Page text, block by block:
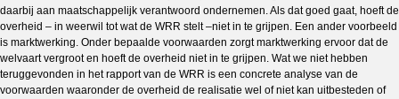
daarbij aan maatschappelijk verantwoord ondernemen. Als dat goed gaat, hoeft de
overheid – in weerwil tot wat de WRR stelt –niet in te grijpen. Een ander voorbeeld
is marktwerking. Onder bepaalde voorwaarden zorgt marktwerking ervoor dat de
welvaart vergroot en hoeft de overheid niet in te grijpen. Wat we niet hebben
teruggevonden in het rapport van de WRR is een concrete analyse van de
voorwaarden waaronder de overheid de realisatie wel of niet kan uitbesteden of